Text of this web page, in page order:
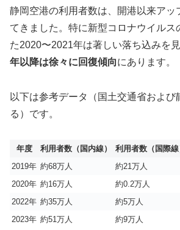
静岡空港の利用者数は、開港以来アッ
てきました。特に新型コロナウイルス
た2020〜2021年は著しい落ち込みを見
年以降は徐々に回復傾向にあります。
以下は参考データ（国土交通省および
る）です。
年度 利用者数（国内線） 利用者数（国際線
2019年 約68万人 約21万人
2020年 約16万人 約0.2万人
2022年 約35万人 約5万人
2023年 約51万人 約9万人